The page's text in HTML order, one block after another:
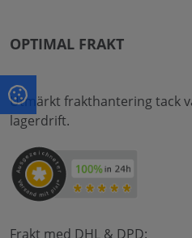
OPTIMAL FRAKT
Utmärkt frakthantering tack
lagerdrift.
Frakt med DHL & DPD: